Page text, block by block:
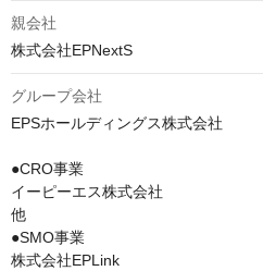
親会社
株式会社EPNextS
グループ会社
EPSホールディングス株式会社
●CRO事業
イーピーエス株式会社
他
●SMO事業
株式会社EPLink